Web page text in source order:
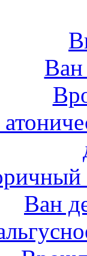
Ван